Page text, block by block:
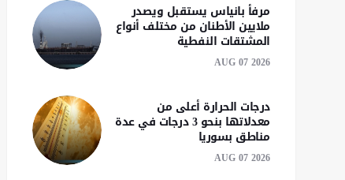
مرفأ بانياس يستقبل ويصدر
ملايين الأطنان من مختلف أنواع
المشتقات النفطية
AUG 07 2026
درجات الحرارة أعلى من
معدلاتها بنحو 3 درجات في عدة
مناطق بسوريا
AUG 07 2026